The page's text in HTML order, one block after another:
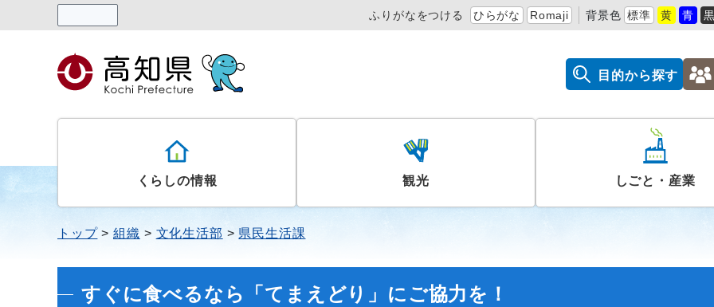
ふりがなをつける ひらがな Romaji 背景色 標準 黄 青
目的から探す
くらしの情報 観光 しごと・産業
トップ 組織 文化生活部 県民生活課
すぐに食べるなら「てまえどり」にご協力を！